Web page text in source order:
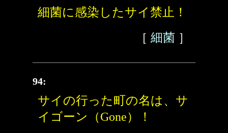
細菌に感染したサイ禁止！
［ 細菌 ］
94:
サイの行った町の名は、サ
イゴーン（Gone）！